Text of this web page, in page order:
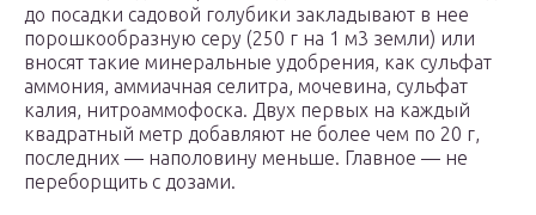
до посадки садовой голубики закладывают в нее
порошкообразную серу (250 г на 1 м3 земли) или
вносят такие минеральные удобрения, как сульфат
аммония, аммиачная селитра, мочевина, сульфат
калия, нитроаммофоска. Двух первых на каждый
квадратный метр добавляют не более чем по 20 г,
последних — наполовину меньше. Главное — не
переборщить с дозами.